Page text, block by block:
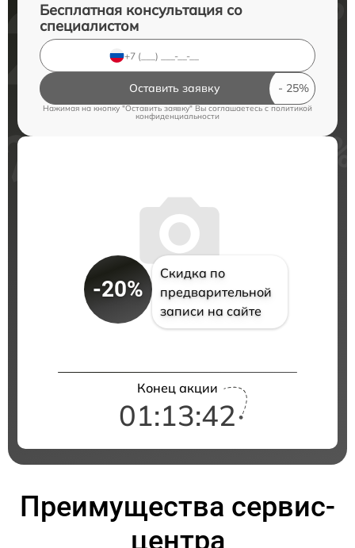
Бесплатная консультация со
специалистом
Оставить заявку
Нажимая на кнопку "Оставить заявку" Вы соглашаетесь c политикой
конфиденциальности
-20%
Скидка по
предварительной
записи на сайте
Конец акции
01:13:41
Преимущества сервис-
центра